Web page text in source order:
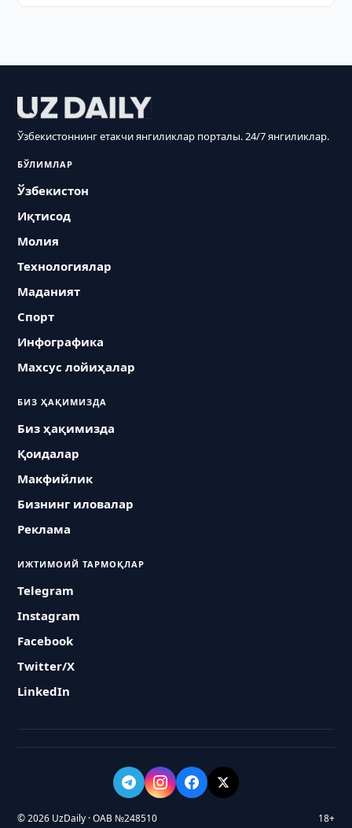
Ўзбекистоннинг етакчи янгиликлар порталы. 24/7 янгиликлар.
БЎЛИМЛАР
Ўзбекистон
Иқтисод
Молия
Технологиялар
Маданият
Спорт
Инфографика
Махсус лойиҳалар
БИЗ ҲАҚИМИЗДА
Биз ҳақимизда
Қоидалар
Макфийлик
Бизнинг иловалар
Реклама
ИЖТИМОИЙ ТАРМОҚЛАР
Telegram
Instagram
Facebook
Twitter/X
LinkedIn
© 2026 UzDaily · ОАВ №248510 18+